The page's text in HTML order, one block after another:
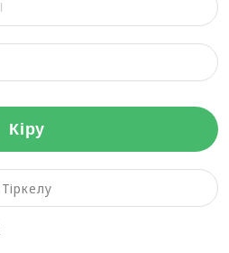
Кіру
Тіркелу